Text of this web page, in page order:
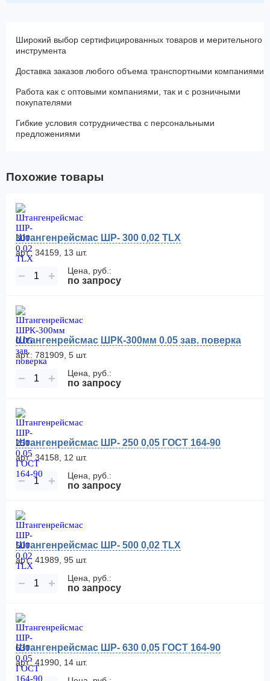
Широкий выбор сертифицированных товаров и мерительного
инструмента
Доставка заказов любого объема транспортными компаниями
Работа как с оптовыми компаниями, так и с розничными
покупателями
Гибкие условия сотрудничества с персональными
предложениями
Похожие товары
Штангенрейсмас ШР- 300 0,02 TLX
арт.: 34159, 13 шт.
− + Цена, руб.:
по запросу
Штангенрейсмас ШРК-300мм 0.05 зав. поверка
арт.: 781909, 5 шт.
− + Цена, руб.:
по запросу
Штангенрейсмас ШР- 250 0,05 ГОСТ 164-90
арт.: 34158, 12 шт.
− + Цена, руб.:
по запросу
Штангенрейсмас ШР- 500 0,02 TLX
арт.: 41989, 95 шт.
− + Цена, руб.:
по запросу
Штангенрейсмас ШР- 630 0,05 ГОСТ 164-90
арт.: 41990, 14 шт.